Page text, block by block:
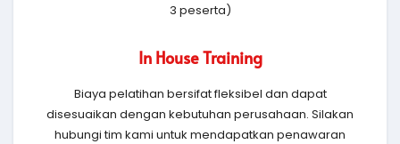
3 peserta)
In House Training
Biaya pelatihan bersifat fleksibel dan dapat
disesuaikan dengan kebutuhan perusahaan. Silakan
hubungi tim kami untuk mendapatkan penawaran